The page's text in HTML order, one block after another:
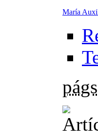
María